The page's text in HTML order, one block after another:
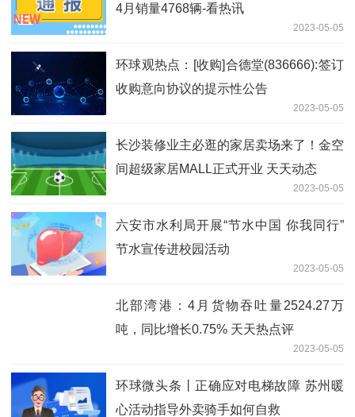
4月销量4768辆-看热讯
2023-05-05
环球观热点：[收购]合德堂(836666):签订
收购意向协议的提示性公告
2023-05-05
长沙装修业主必逛的家居卖场来了！金空
间超级家居MALL正式开业 天天动态
2023-05-05
六安市水利局开展“节水中国 你我同行”
节水宣传进校园活动
2023-05-05
北部湾港：4月货物吞吐量2524.27万
吨，同比增长0.75% 天天热点评
2023-05-05
环球微头条丨正确应对电梯故障 苏州暖
心活动指导外卖骑手如何自救